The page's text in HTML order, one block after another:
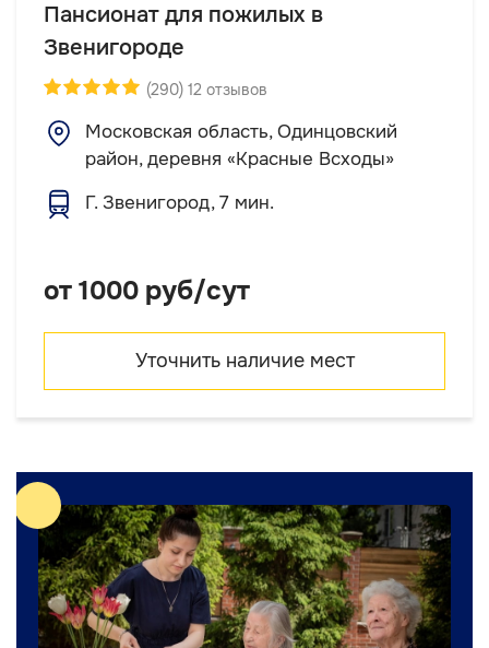
Пансионат для пожилых в
Звенигороде
(290) 12 отзывов
Московская область, Одинцовский
район, деревня «Красные Всходы»
Г. Звенигород, 7 мин.
от 1000 руб/сут
Уточнить наличие мест